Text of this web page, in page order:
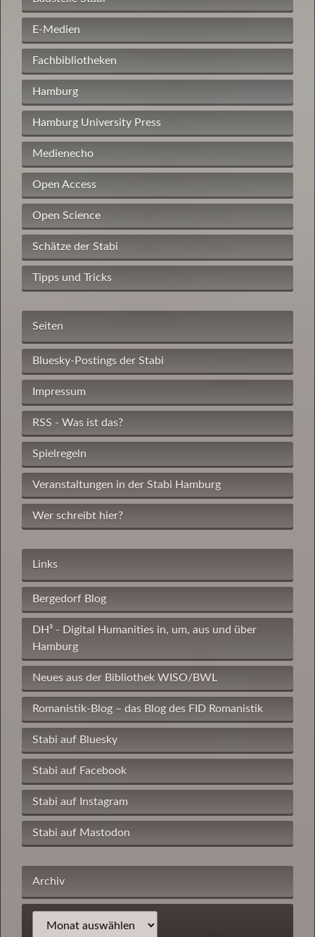
E-Medien
Fachbibliotheken
Hamburg
Hamburg University Press
Medienecho
Open Access
Open Science
Schätze der Stabi
Tipps und Tricks
Seiten
Bluesky-Postings der Stabi
Impressum
RSS - Was ist das?
Spielregeln
Veranstaltungen in der Stabi Hamburg
Wer schreibt hier?
Links
Bergedorf Blog
DH³ - Digital Humanities in, um, aus und über
Hamburg
Neues aus der Bibliothek WISO/BWL
Romanistik-Blog – das Blog des FID Romanistik
Stabi auf Bluesky
Stabi auf Facebook
Stabi auf Instagram
Stabi auf Mastodon
Archiv